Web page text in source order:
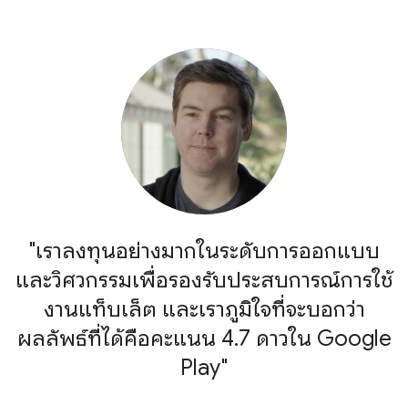
"เราลงทุนอย่างมากในระดับการออกแบบ
และวิศวกรรมเพื่อรองรับประสบการณ์การใช้
งานแท็บเล็ต และเราภูมิใจที่จะบอกว่า
ผลลัพธ์ที่ได้คือคะแนน 4.7 ดาวใน Google
Play"